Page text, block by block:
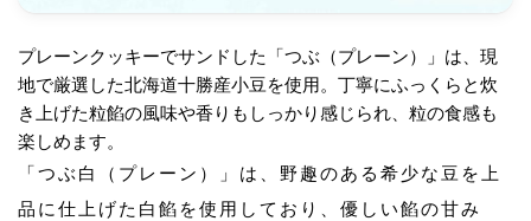
プレーンクッキーでサンドした「つぶ（プレーン）」は、現
地で厳選した北海道十勝産小豆を使用。丁寧にふっくらと炊
き上げた粒餡の風味や香りもしっかり感じられ、粒の食感も
楽しめます。
「つぶ白（プレーン）」は、野趣のある希少な豆を上
品に仕上げた白餡を使用しており、優しい餡の甘み